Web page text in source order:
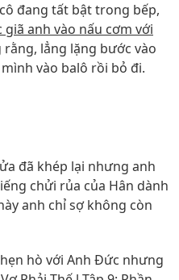
đang tất bật trong bếp,
giã anh vào nấu cơm với
lẳng lặng bước vào
vào balô rồi bỏ đi.
đã khép lại nhưng anh
chửi rủa của Hân dành
anh chỉ sợ không còn
hò với Anh Đức nhưng